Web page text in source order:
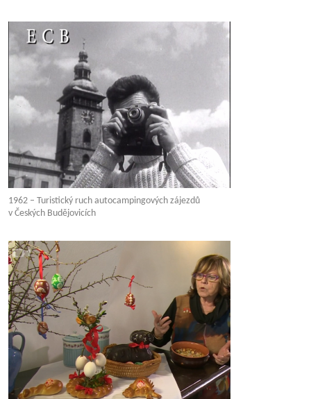
1962 – Turistický ruch autocampingových zájezdů
v Českých Budějovicích